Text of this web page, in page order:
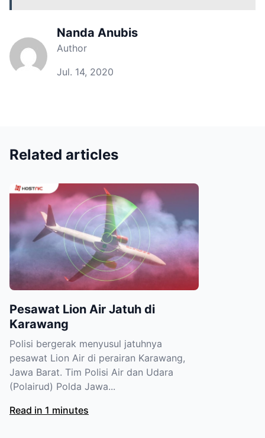
Nanda Anubis
Author
Jul. 14, 2020
Related articles
Pesawat Lion Air Jatuh di
Karawang
Polisi bergerak menyusul jatuhnya
pesawat Lion Air di perairan Karawang,
Jawa Barat. Tim Polisi Air dan Udara
(Polairud) Polda Jawa...
Read in 1 minutes